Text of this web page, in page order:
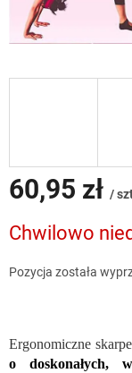
60,95 zł /
jednostkowa:
Chwilowo
Pozycja została
Ergonomiczne
o doskonałych,